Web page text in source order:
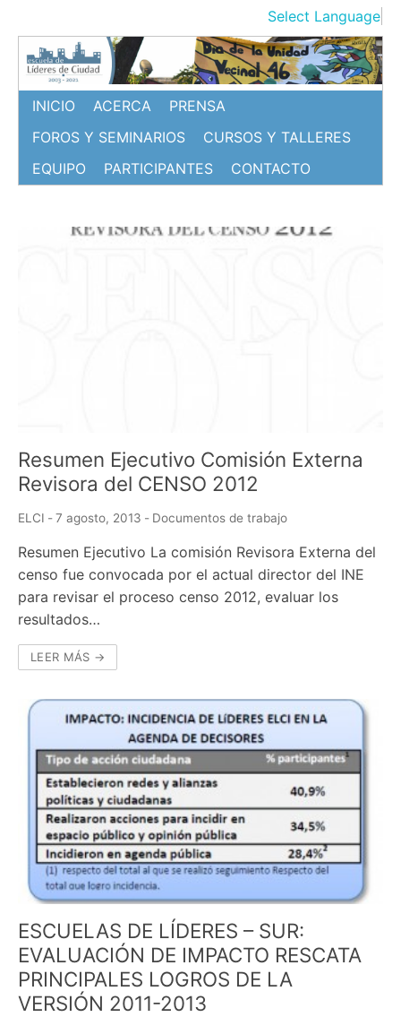
contenido
Select Language
INICIO ACERCA
PRENSA
FOROS Y SEMINARIOS
CURSOS Y TALLERES
EQUIPO
PARTICIPANTES CONTACTO
Resumen Ejecutivo Comisión Externa
Revisora del CENSO 2012
ELCI -7 agosto, 2013 - Documentos de trabajo
Resumen Ejecutivo La comisión Revisora Externa del
censo fue convocada por el actual director del INE
para revisar el proceso censo 2012, evaluar los
resultados…
LEER MÁS →
ESCUELAS DE LÍDERES – SUR:
EVALUACIÓN DE IMPACTO RESCATA
PRINCIPALES LOGROS DE LA
VERSIÓN 2011-2013